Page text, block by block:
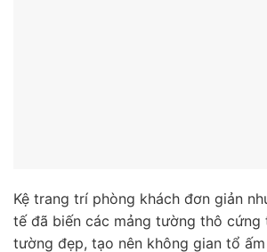
Kệ trang trí phòng khách đơn giản
tế đã biến các mảng tường thô cứng
tường đẹp, tạo nên không gian tổ